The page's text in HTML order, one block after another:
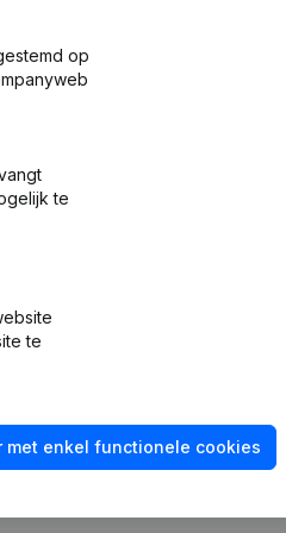
op
te
te
met enkel functionele cookies